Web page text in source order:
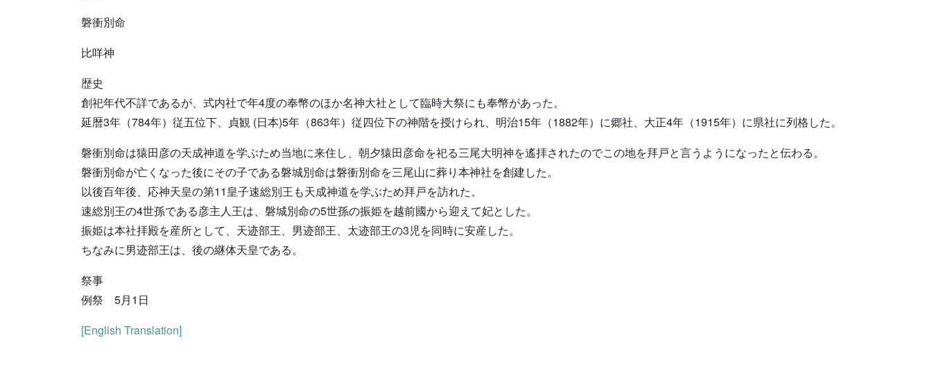
磐衝別命
比咩神
歴史
創祀年代不詳であるが、式内社で年4度の奉幣のほか名神大社として臨時大祭にも奉幣があった。
延暦3年（784年）従五位下、貞観 (日本)5年（863年）従四位下の神階を授けられ、明治15年（1882年）に郷社、大正4年（1915年）に県社に列格した。
磐衝別命は猿田彦の天成神道を学ぶため当地に来住し、朝夕猿田彦命を祀る三尾大明神を遙拝されたのでこの地を拜戸と言うようになったと伝わる。
磐衝別命が亡くなった後にその子である磐城別命は磐衝別命を三尾山に葬り本神社を創建した。
以後百年後、応神天皇の第11皇子速総別王も天成神道を学ぶため拜戸を訪れた。
速総別王の4世孫である彦主人王は、磐城別命の5世孫の振姫を越前國から迎えて妃とした。
振姫は本社拝殿を産所として、天迹部王、男迹部王、太迹部王の3児を同時に安産した。
ちなみに男迹部王は、後の継体天皇である。
祭事
例祭 5月1日
[English Translation]